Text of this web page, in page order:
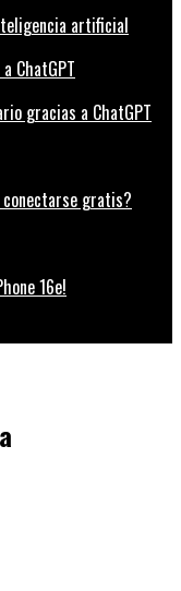
artificial
gracias a ChatGPT
gratis?
16e!